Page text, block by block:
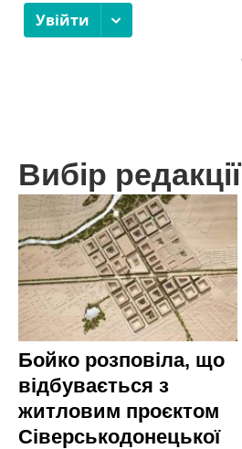
Вибір редакції
Бойко розповіла, що
відбувається з
житловим проєктом
Сіверськодонецької